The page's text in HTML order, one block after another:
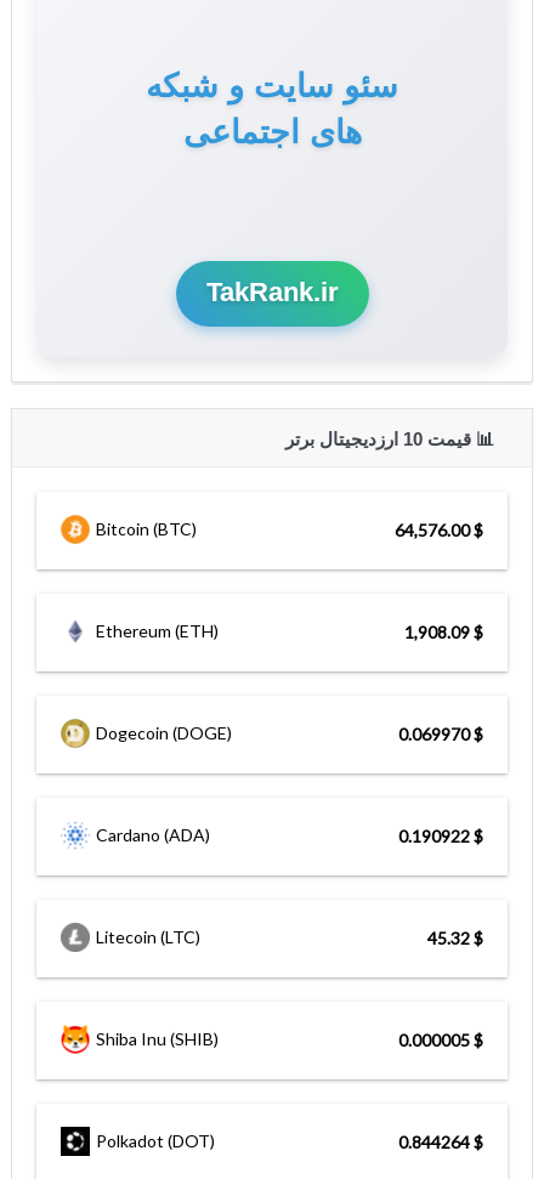
سئو سایت و شبکه
های اجتماعی
تولید محتوا برای سایت
و سوشال مدیا
TakRank.ir
📊 قیمت 10 ارزدیجیتال برتر
Bitcoin (BTC) $ 64,576.00
Ethereum (ETH) $ 1,908.09
Dogecoin (DOGE) $ 0.069970
Cardano (ADA) $ 0.190922
Litecoin (LTC) $ 45.32
Shiba Inu (SHIB) $ 0.000005
Polkadot (DOT) $ 0.844264